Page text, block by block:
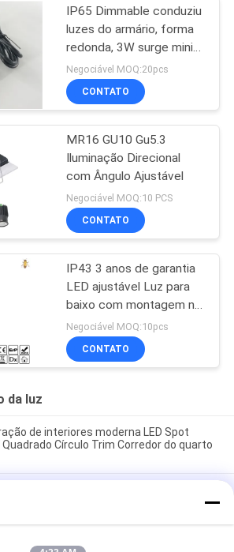
IP65 Dimmable conduziu
luzes do armário, forma
redonda, 3W surge mini
downlights montados
Negociável MOQ:20pcs
CONTATO
MR16 GU10 Gu5.3
Iluminação Direcional
com Ângulo Ajustável
Negociável MOQ:10 PCS
CONTATO
IP43 3 anos de garantia
LED ajustável Luz para
baixo com montagem na
superfície Para uso
doméstico no shopping
Negociável MOQ:10pcs
CONTATO
da luz
de interiores moderna LED Spot
Quadrado Círculo Trim Corredor do quarto
de 295LM 100° IP65 5W Dimmable
do armário
claro eficiente para a sala de visitas